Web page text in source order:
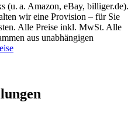
(u. a. Amazon, eBay, billiger.de).
wir eine Provision – für Sie
Alle Preise inkl. MwSt. Alle
aus unabhängigen